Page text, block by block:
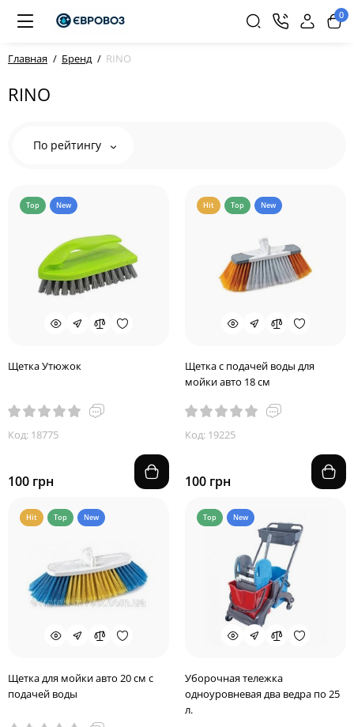
0
Главная Бренд RINO
RINO
По рейтингу
Top New
Щетка Утюжок
Код: 18775
100 грн
Hit Top New
Щетка с подачей воды для
мойки авто 18 см
Код: 19225
100 грн
Hit Top New
Щетка для мойки авто 20 см с
подачей воды
Top New
Уборочная тележка
одноуровневая два ведра по 25
л.